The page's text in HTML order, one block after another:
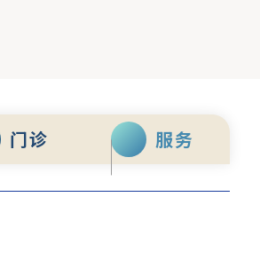
门诊 服务